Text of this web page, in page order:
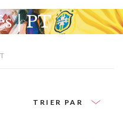
| PT
TRIER PAR